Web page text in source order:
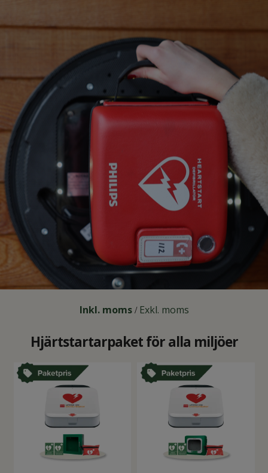
Inkl. moms/ Exkl. moms
Hjärtstartarpaket för alla miljöer